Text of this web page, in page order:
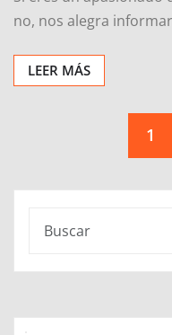
no, nos alegra
LEER MÁS
1